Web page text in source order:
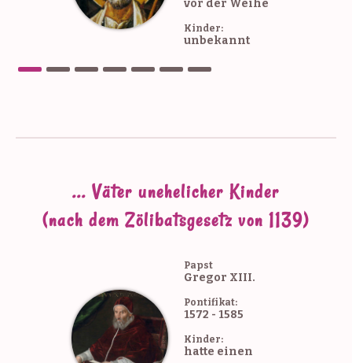
vor der Weihe
Kinder:
unbekannt
... Väter unehelicher Kinder
(nach dem Zölibatsgesetz von 1139)
Papst
Gregor XIII.
Pontifikat:
1572 - 1585
Kinder:
hatte einen